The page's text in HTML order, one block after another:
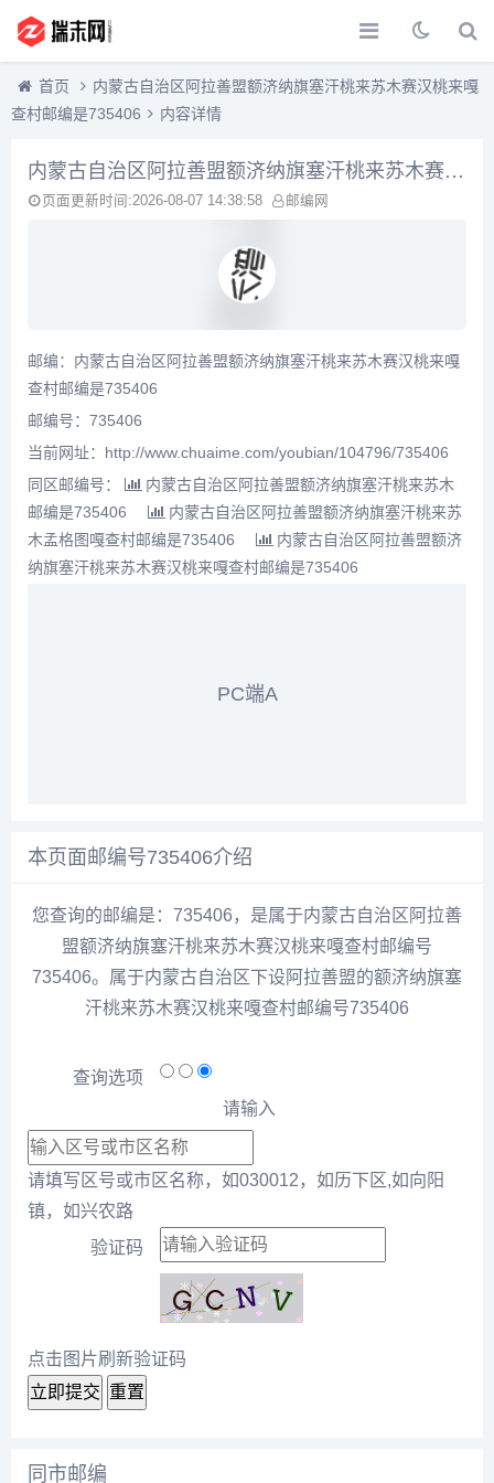
首页
内蒙古自治区阿拉善盟额济纳旗塞汗桃来苏木赛汉桃来嘎
查村邮编是735406
内容详情
内蒙古自治区阿拉善盟额济纳旗塞汗桃来苏木赛汉桃来嘎查村邮编是735406
页面更新时间:2026-08-07 14:38:58 邮编网
邮编：内蒙古自治区阿拉善盟额济纳旗塞汗桃来苏木赛汉桃来嘎
查村邮编是735406
邮编号：735406
当前网址：http://www.chuaime.com/youbian/104796/735406
同区邮编号：
内蒙古自治区阿拉善盟额济纳旗塞汗桃来苏木
邮编是735406
内蒙古自治区阿拉善盟额济纳旗塞汗桃来苏
木孟格图嘎查村邮编是735406
内蒙古自治区阿拉善盟额济
纳旗塞汗桃来苏木赛汉桃来嘎查村邮编是735406
PC端A
本页面邮编号735406介绍
您查询的邮编是：735406，是属于内蒙古自治区阿拉善
盟额济纳旗塞汗桃来苏木赛汉桃来嘎查村邮编号
735406。属于内蒙古自治区下设阿拉善盟的额济纳旗塞
汗桃来苏木赛汉桃来嘎查村邮编号735406
查询选项
请输入
请填写区号或市区名称，如030012，如历下区,如向阳
镇，如兴农路
验证码
点击图片刷新验证码
立即提交 重置
同市邮编